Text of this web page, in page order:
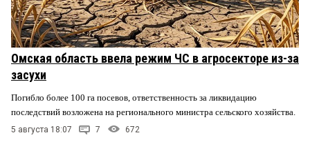
Омская область ввела режим ЧС в агросекторе из-за
засухи
Погибло более 100 га посевов, ответственность за ликвидацию
последствий возложена на регионального министра сельского хозяйства.
5 августа 18:07 7 672